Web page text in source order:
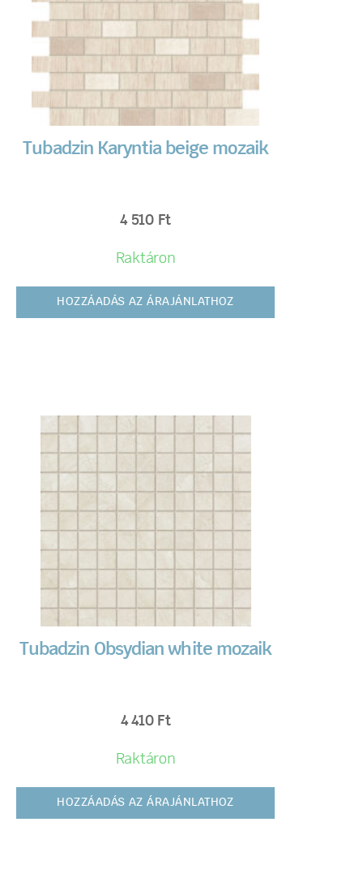
Tubadzin Karyntia beige mozaik
4 510 Ft
Raktáron
HOZZÁADÁS AZ ÁRAJÁNLATHOZ
Tubadzin Obsydian white mozaik
4 410 Ft
Raktáron
HOZZÁADÁS AZ ÁRAJÁNLATHOZ